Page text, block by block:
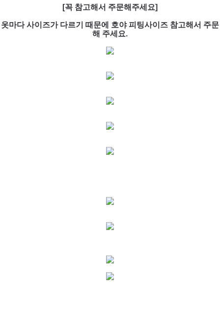
[꼭 참고해서 주문해주세요]
옷마다 사이즈가 다르기 때문에 호야 피팅사이즈 참고해서 주문
해 주세요.